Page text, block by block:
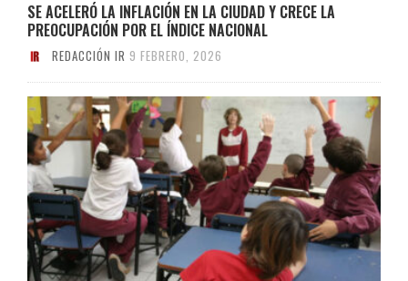
SE ACELERÓ LA INFLACIÓN EN LA CIUDAD Y CRECE LA
PREOCUPACIÓN POR EL ÍNDICE NACIONAL
REDACCIÓN IR 9 FEBRERO, 2026